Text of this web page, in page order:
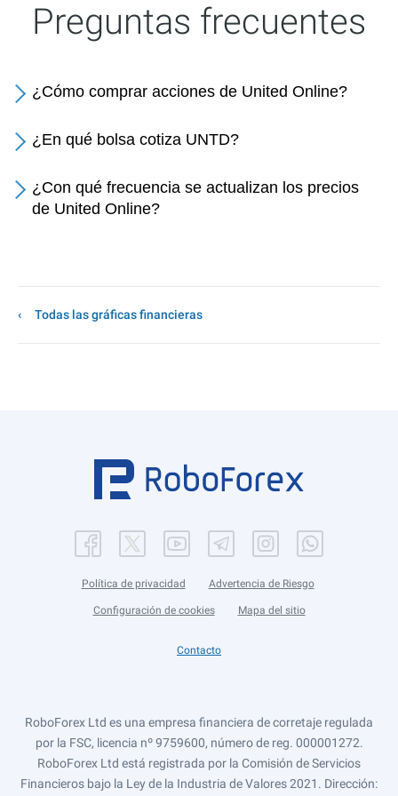
Preguntas frecuentes
¿Cómo comprar acciones de United Online?
¿En qué bolsa cotiza UNTD?
¿Con qué frecuencia se actualizan los precios
de United Online?
Todas las gráficas financieras
Política de privacidad Advertencia de Riesgo
Configuración de cookies Mapa del sitio
Contacto
RoboForex Ltd es una empresa financiera de corretaje regulada
por la FSC, licencia nº 9759600, número de reg. 000001272.
RoboForex Ltd está registrada por la Comisión de Servicios
Financieros bajo la Ley de la Industria de Valores 2021. Dirección: